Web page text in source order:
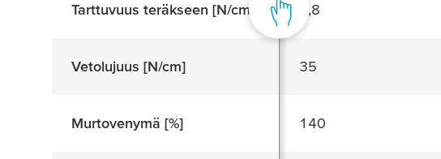
Tarttuvuus teräkseen [N/cm] 2,8
Vetolujuus [N/cm] 35
Murtovenymä [%] 140